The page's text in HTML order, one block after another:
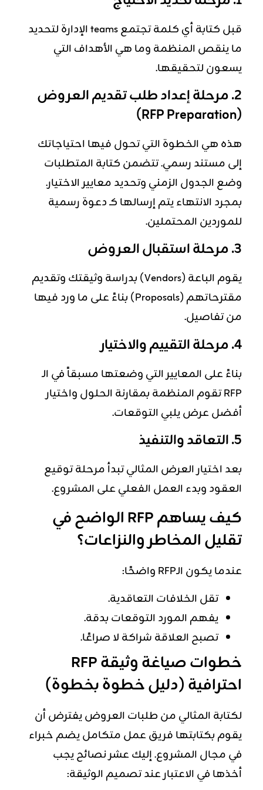
قبل كتابة أي كلمة تجتمع teams الإدارة لتحديد
ما ينقص المنظمة وما هي الأهداف التي
يسعون لتحقيقها.
2. مرحلة إعداد طلب تقديم العروض
(RFP Preparation)
هذه هي الخطوة التي تحول فيها احتياجاتك
إلى مستند رسمي. تتضمن كتابة المتطلبات
وضع الجدول الزمني وتحديد معايير الاختيار.
بمجرد الانتهاء يتم إرسالها كـ دعوة رسمية
للموردين المحتملين.
3. مرحلة استقبال العروض
يقوم الباعة (Vendors) بدراسة وثيقتك وتقديم
مقترحاتهم (Proposals) بناءً على ما ورد فيها
من تفاصيل.
4. مرحلة التقييم والاختيار
بناءً على المعايير التي وضعتها مسبقاً في الـ
RFP تقوم المنظمة بمقارنة الحلول واختيار
أفضل عرض يلبي التوقعات.
5. التعاقد والتنفيذ
بعد اختيار العرض المثالي تبدأ مرحلة توقيع
العقود وبدء العمل الفعلي على المشروع.
كيف يساهم RFP الواضح في
تقليل المخاطر والنزاعات؟
عندما يكون الـRFP واضحًا:
تقل الخلافات التعاقدية.
يفهم المورد التوقعات بدقة.
تصبح العلاقة شراكة لا صراعًا.
خطوات صياغة وثيقة RFP
احترافية (دليل خطوة بخطوة)
لكتابة المثالي من طلبات العروض يفترض أن
يقوم بكتابتها فريق عمل متكامل يضم خبراء
في مجال المشروع. إليك عشر نصائح يجب
أخذها في الاعتبار عند تصميم الوثيقة: